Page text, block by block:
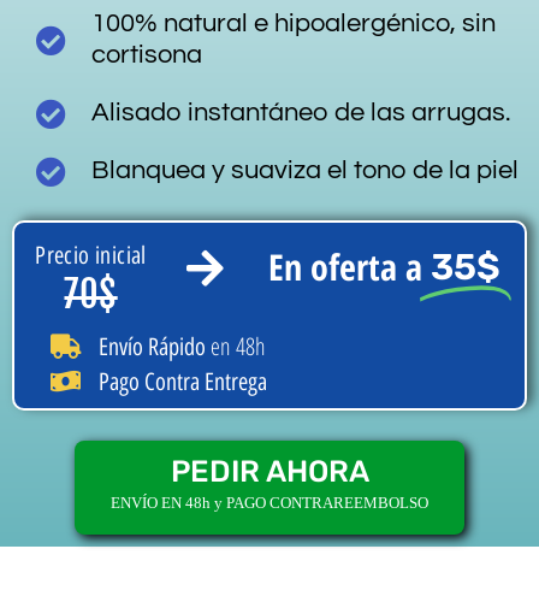
100% natural e hipoalergénico, sin
cortisona
Alisado instantáneo de las arrugas.
Blanquea y suaviza el tono de la piel
Precio inicial
70$
En oferta a 35$
Envío Rápido en 48h
Pago Contra Entrega
PEDIR AHORA
ENVÍO EN 48h y PAGO CONTRAREEMBOLSO